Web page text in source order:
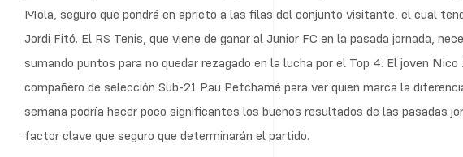
Mola, seguro que pondrá en aprieto a las filas del conjunto visitante, el cual
Jordi Fitó. El RS Tenis, que viene de ganar al Junior FC en la pasada jornada,
sumando puntos para no quedar rezagado en la lucha por el Top 4. El joven
compañero de selección Sub-21 Pau Petchamé para ver quien marca la
semana podría hacer poco significantes los buenos resultados de las pasadas
factor clave que seguro que determinarán el partido.